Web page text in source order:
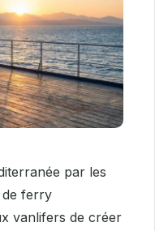
par les
de ferry
vanlifers de créer